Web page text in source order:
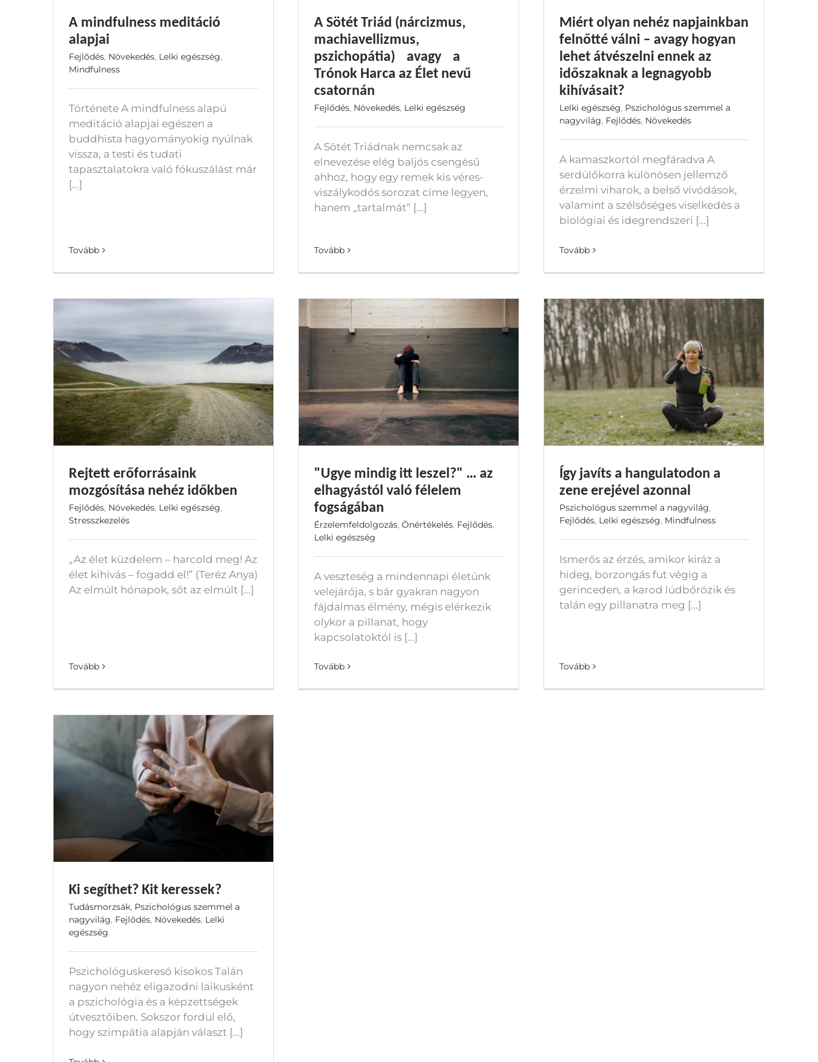
A mindfulness meditáció
alapjai
Fejlődés, Növekedés, Lelki egészség,
Mindfulness
Története A mindfulness alapú
meditáció alapjai egészen a
buddhista hagyományokig nyúlnak
vissza, a testi és tudati
tapasztalatokra való fókuszálást már
[...]
Tovább
A Sötét Triád (nárcizmus,
machiavellizmus,
pszichopátia) avagy a
Trónok Harca az Élet nevű
csatornán
Fejlődés, Növekedés, Lelki egészség
A Sötét Triádnak nemcsak az
elnevezése elég baljós csengésű
ahhoz, hogy egy remek kis véres-
viszálykodós sorozat címe legyen,
hanem „tartalmát” [...]
Tovább
Miért olyan nehéz napjainkban
felnőtté válni – avagy hogyan
lehet átvészelni ennek az
időszaknak a legnagyobb
kihívásait?
Lelki egészség, Pszichológus szemmel a
nagyvilág, Fejlődés, Növekedés
A kamaszkortól megfáradva A
serdülőkorra különösen jellemző
érzelmi viharok, a belső vívódások,
valamint a szélsőséges viselkedés a
biológiai és idegrendszeri [...]
Tovább
Rejtett erőforrásaink
mozgósítása nehéz időkben
Fejlődés, Növekedés, Lelki egészség,
Stresszkezelés
„Az élet küzdelem – harcold meg! Az
élet kihívás – fogadd el!” (Teréz Anya)
Az elmúlt hónapok, sőt az elmúlt [...]
Tovább
"Ugye mindig itt leszel?" … az
elhagyástól való félelem
fogságában
Érzelemfeldolgozás, Önértékelés, Fejlődés,
Lelki egészség
A veszteség a mindennapi életünk
velejárója, s bár gyakran nagyon
fájdalmas élmény, mégis elérkezik
olykor a pillanat, hogy
kapcsolatoktól is [...]
Tovább
Így javíts a hangulatodon a
zene erejével azonnal
Pszichológus szemmel a nagyvilág,
Fejlődés, Lelki egészség, Mindfulness
Ismerős az érzés, amikor kiráz a
hideg, borzongás fut végig a
gerinceden, a karod lúdbőrözik és
talán egy pillanatra meg [...]
Tovább
Ki segíthet? Kit keressek?
Tudásmorzsák, Pszichológus szemmel a
nagyvilág, Fejlődés, Növekedés, Lelki
egészség
Pszichológuskereső kisokos Talán
nagyon nehéz eligazodni laikusként
a pszichológia és a képzettségek
útvesztőiben. Sokszor fordul elő,
hogy szimpátia alapján választ [...]